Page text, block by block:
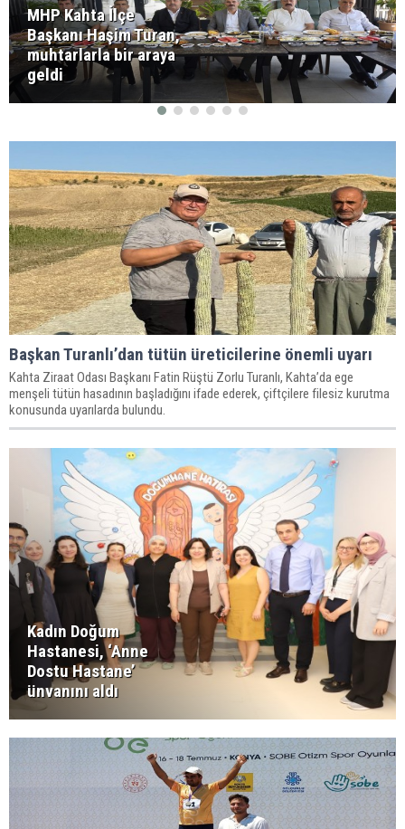
MHP Kahta İlçe
Başkanı Haşim Turan,
muhtarlarla bir araya
geldi
Başkan Turanlı’dan tütün üreticilerine önemli uyarı
Kahta Ziraat Odası Başkanı Fatin Rüştü Zorlu Turanlı, Kahta’da ege
menşeli tütün hasadının başladığını ifade ederek, çiftçilere filesiz kurutma
konusunda uyarılarda bulundu.
Kadın Doğum
Hastanesi, ‘Anne
Dostu Hastane’
ünvanını aldı